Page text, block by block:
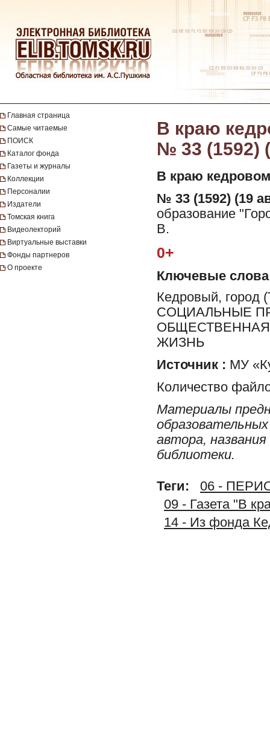
Главная страница
Самые читаемые
ПОИСК
Каталог фонда
Газеты и журналы
Коллекции
Персоналии
Издатели
Томская книга
Видеолекторий
Виртуальные выставки
Фонды партнеров
О проекте
В краю
№ 33 (1592)
В краю
№ 33 (1592) (19
образование
В.
0+
Ключевые слова
Кедровый,
СОЦИАЛЬНЫЕ
ЖИЗНЬ
Источник : МУ
Количество
Материалы
автора,
библиотеки.
Теги:
06 -
09 - Газета "В
14 - Из фонда